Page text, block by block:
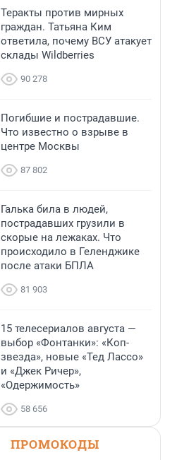
Теракты против мирных
граждан. Татьяна Ким
ответила, почему ВСУ атакует
склады Wildberries
90 278
Погибшие и пострадавшие.
Что известно о взрыве в
центре Москвы
87 802
Галька била в людей,
пострадавших грузили в
скорые на лежаках. Что
происходило в Геленджике
после атаки БПЛА
81 903
15 телесериалов августа —
выбор «Фонтанки»: «Коп-
звезда», новые «Тед Лассо»
и «Джек Ричер»,
«Одержимость»
58 656
ПРОМОКОДЫ